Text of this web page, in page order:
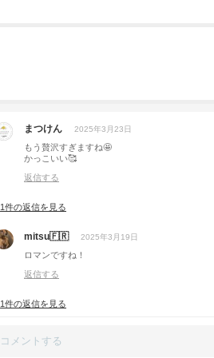
まつけん 2025年3月23日
もう贅沢すぎますね🤩
かっこいい🥰
返信する
1件の返信を見る
mitsu🇫🇷 2025年3月19日
ロマンですね！
返信する
1件の返信を見る